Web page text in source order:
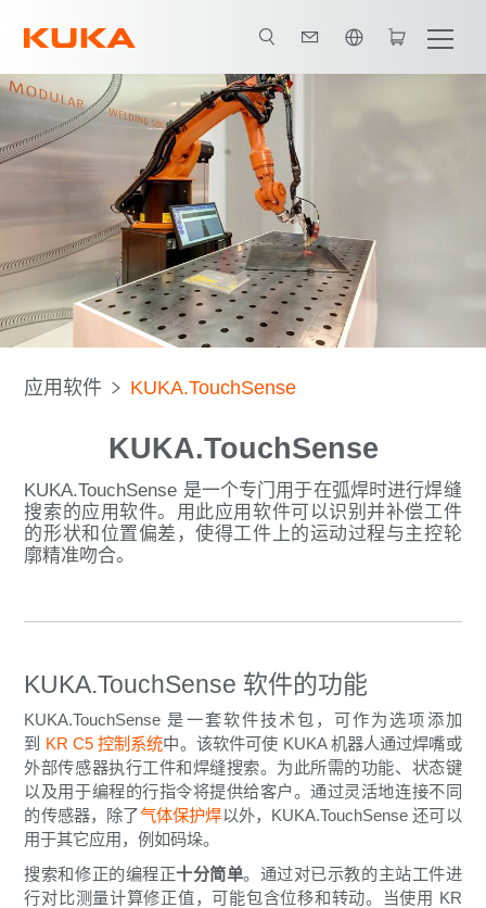
应用软件 KUKA.TouchSense
KUKA.TouchSense
KUKA.TouchSense 是一个专门用于在弧焊时进行焊缝
搜索的应用软件。用此应用软件可以识别并补偿工件
的形状和位置偏差，使得工件上的运动过程与主控轮
廓精准吻合。
KUKA.TouchSense 软件的功能
KUKA.TouchSense 是一套软件技术包，可作为选项添加
到 KR C5 控制系统中。该软件可使 KUKA 机器人通过焊嘴或
外部传感器执行工件和焊缝搜索。为此所需的功能、状态键
以及用于编程的行指令将提供给客户。通过灵活地连接不同
的传感器，除了气体保护焊以外，KUKA.TouchSense 还可以
用于其它应用，例如码垛。
搜索和修正的编程正十分简单。通过对已示教的主站工件进
行对比测量计算修正值，可能包含位移和转动。当使用 KR